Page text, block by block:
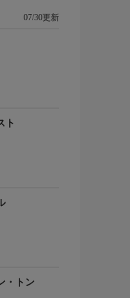
07/30更新
ト
・トン